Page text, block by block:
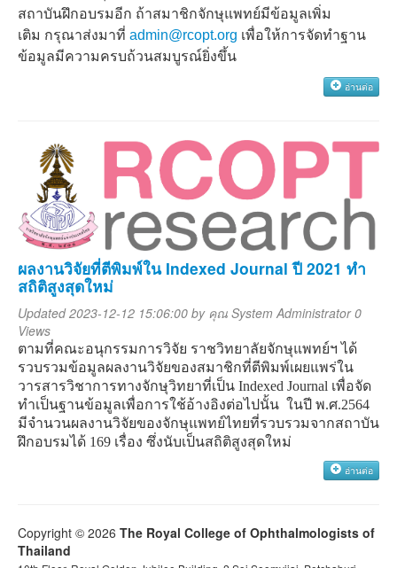
สถาบันฝึกอบรมอีก ถ้าสมาชิกจักษุแพทย์มีข้อมูลเพิ่ม
เติม กรุณาส่งมาที่ admin@rcopt.org เพื่อให้การจัดทำฐาน
ข้อมูลมีความครบถ้วนสมบูรณ์ยิ่งขึ้น
อ่านต่อ
ผลงานวิจัยที่ตีพิมพ์ใน Indexed Journal ปี 2021 ทำ
สถิติสูงสุดใหม่
Updated 2023-12-12 15:06:00 by คุณ System Administrator0
Views
ตามที่คณะอนุกรรมการวิจัย ราชวิทยาลัยจักษุแพทย์ฯ ได้
รวบรวมข้อมูลผลงานวิจัยของสมาชิกที่ตีพิมพ์เผยแพร่ใน
วารสารวิชาการทางจักษุวิทยาที่เป็น Indexed Journal เพื่อจัด
ทำเป็นฐานข้อมูลเพื่อการใช้อ้างอิงต่อไปนั้น ในปี พ.ศ.2564
มีจำนวนผลงานวิจัยของจักษุแพทย์ไทยที่รวบรวมจากสถาบัน
ฝึกอบรมได้ 169 เรื่อง ซึ่งนับเป็นสถิติสูงสุดใหม่
อ่านต่อ
Copyright © 2026 The Royal College of Ophthalmologists of
Thailand